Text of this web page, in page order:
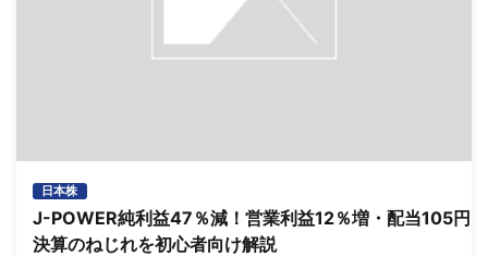
日本株
J-POWER純利益47％減！営業利益12％増・配当105円、
決算のねじれを初心者向け解説